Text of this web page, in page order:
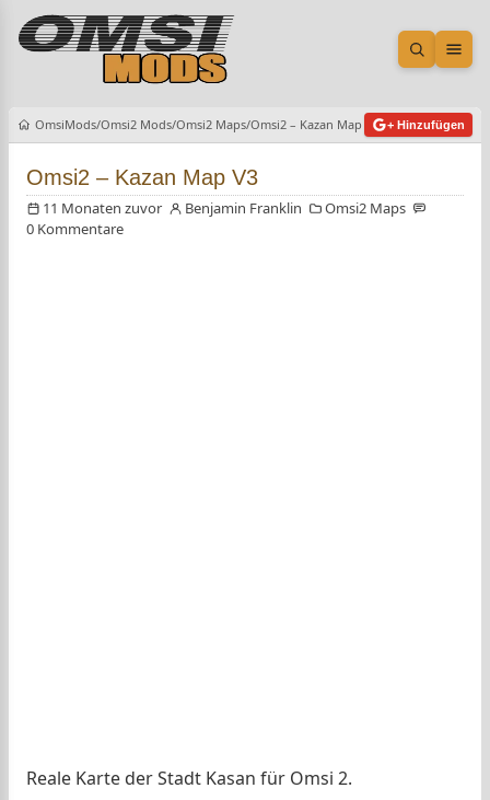
Suche
OmsiMods Omsi2 Mods Omsi2 Maps Omsi2 – Kazan Map V3 + Hinzufügen
Omsi2 – Kazan Map V3
11 Monaten zuvor Benjamin Franklin
Omsi2 Maps
0 Kommentare
Reale Karte der Stadt Kasan für Omsi 2.